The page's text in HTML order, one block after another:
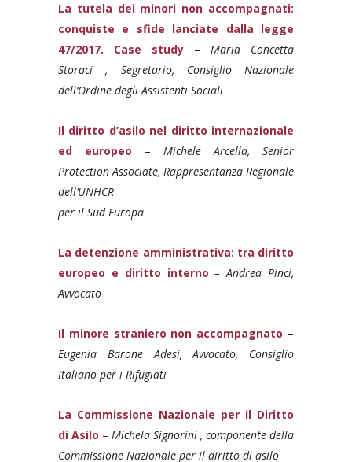
La tutela dei minori non accompagnati:
conquiste e sfide lanciate dalla legge
47/2017. Case study – Maria Concetta
Storaci , Segretario, Consiglio Nazionale
dell’Ordine degli Assistenti Sociali
Il diritto d’asilo nel diritto internazionale
ed europeo – Michele Arcella, Senior
Protection Associate, Rappresentanza Regionale
dell’UNHCR
per il Sud Europa
La detenzione amministrativa: tra diritto
europeo e diritto interno – Andrea Pinci,
Avvocato
Il minore straniero non accompagnato –
Eugenia Barone Adesi, Avvocato, Consiglio
Italiano per i Rifugiati
La Commissione Nazionale per il Diritto
di Asilo – Michela Signorini , componente della
Commissione Nazionale per il diritto di asilo